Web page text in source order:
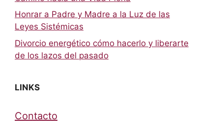
Honrar a Padre y Madre a la Luz de las
Leyes Sistémicas
Divorcio energético cómo hacerlo y liberarte
de los lazos del pasado
LINKS
Contacto